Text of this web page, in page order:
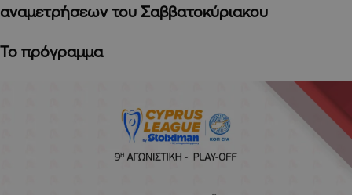
αναμετρήσεων του Σαββατοκύριακου
Το πρόγραμμα